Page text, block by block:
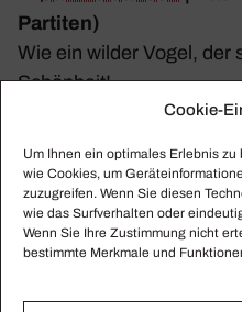
Cookie-
Um Ihnen ein optimales Erlebnis
wie Cookies, um
zuzugreifen. Wenn Sie diesen
wie das Surfverhalten oder
Wenn Sie Ihre Zustimmung nicht
bestimmte Merkmale und
Partiten)
Wie ein wilder Vogel, der
Schön­heit!
Anzu­hören in derNML
5.Iván Fischer|
(Buda­pestFestival
Groß­ar­tige
Diri­genten.